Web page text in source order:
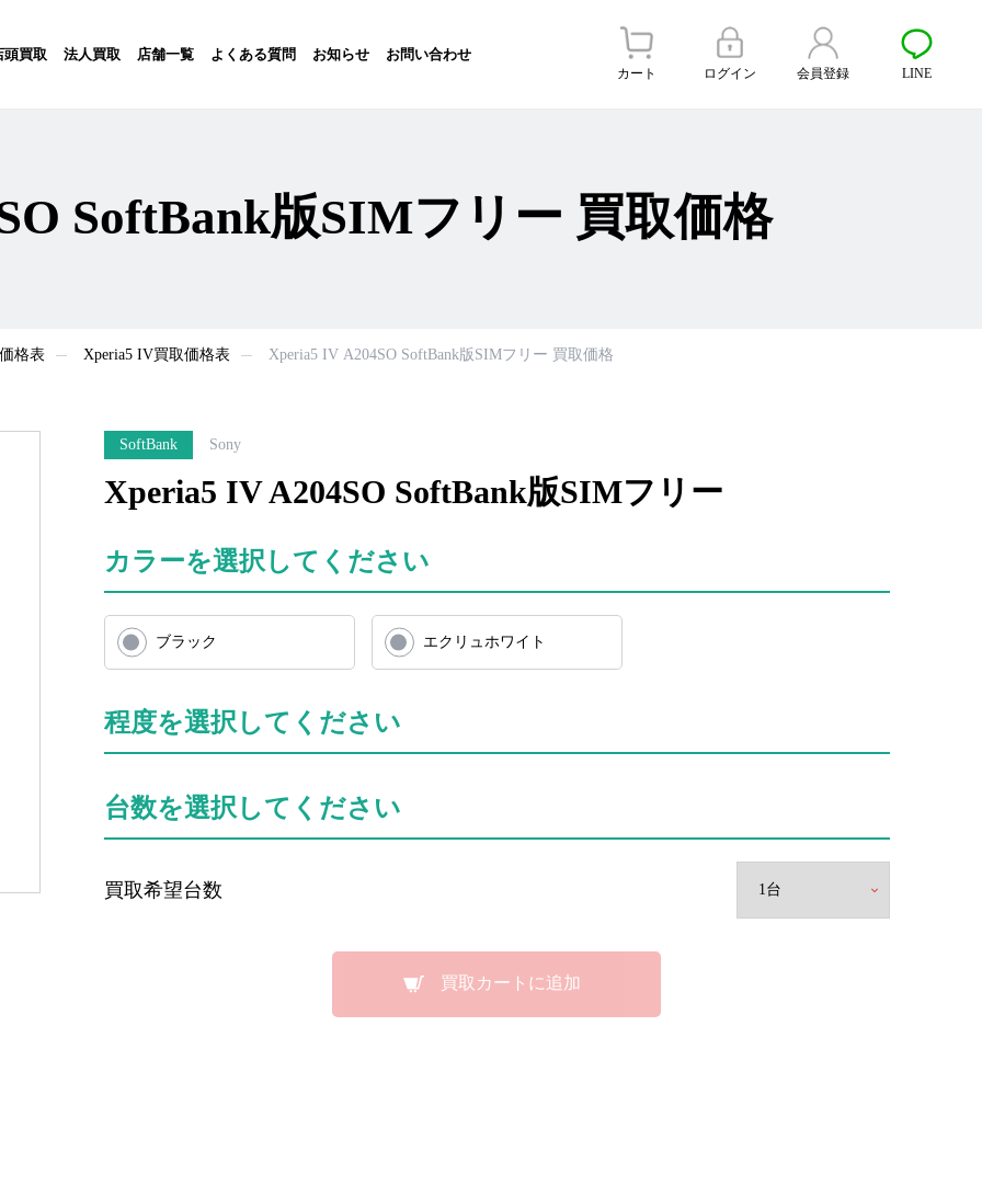
頭買取 法人買取 店舗一覧 よくある質問 お知らせ お問い合わせ
カート ログイン 会員登録 LINE
SoftBank版SIMフリー 買取価格
格表 Xperia5 IV買取価格表 Xperia5 IV A204SO SoftBank版SIMフリー 買取価格
SoftBank Sony
Xperia5 IV A204SO SoftBank版SIMフリー
カラーを選択してください
ブラック エクリュホワイト
程度を選択してください
台数を選択してください
買取希望台数
買取カートに追加